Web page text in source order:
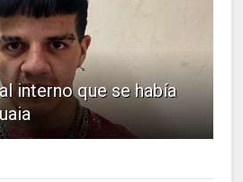
interno que se había